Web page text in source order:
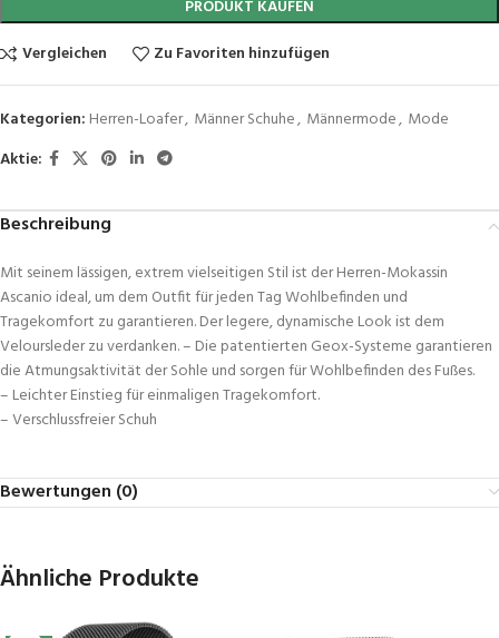
PRODUKT KAUFEN
Vergleichen
Zu Favoriten hinzufügen
Kategorien: Herren-Loafer, Männer Schuhe, Männermode, Mode
Aktie:
Beschreibung
Mit seinem lässigen, extrem vielseitigen Stil ist der Herren-Mokassin
Ascanio ideal, um dem Outfit für jeden Tag Wohlbefinden und
Tragekomfort zu garantieren. Der legere, dynamische Look ist dem
Veloursleder zu verdanken. – Die patentierten Geox-Systeme garantieren
die Atmungsaktivität der Sohle und sorgen für Wohlbefinden des Fußes.
– Leichter Einstieg für einmaligen Tragekomfort.
– Verschlussfreier Schuh
Bewertungen (0)
Ähnliche Produkte